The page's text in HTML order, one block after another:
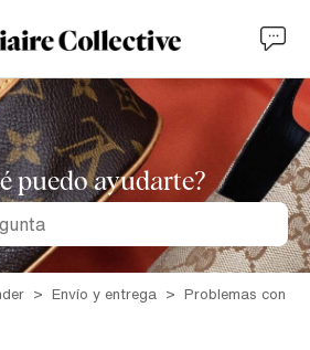
puedo ayudarte?
Envío y entrega
Problemas con